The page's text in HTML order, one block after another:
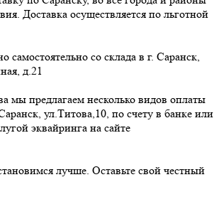
Доставка осуществляется по льготной
самостоятельно со склада в г. Саранск,
д.21
мы предлагаем несколько видов оплаты
ул.Титова,10, по счету в банке или
эквайринга на сайте
лучше. Оставьте свой честный